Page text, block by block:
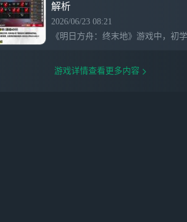
解析
2026/06/23 08:21
游戏详情查看更多内容